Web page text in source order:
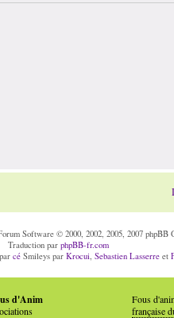
Software © 2000, 2002, 2005, 2007 phpBB
Traduction parphpBB-fr.com
cé Smileys parKrocui ,Sebastien Lasserre et
d'Anim Fous
française